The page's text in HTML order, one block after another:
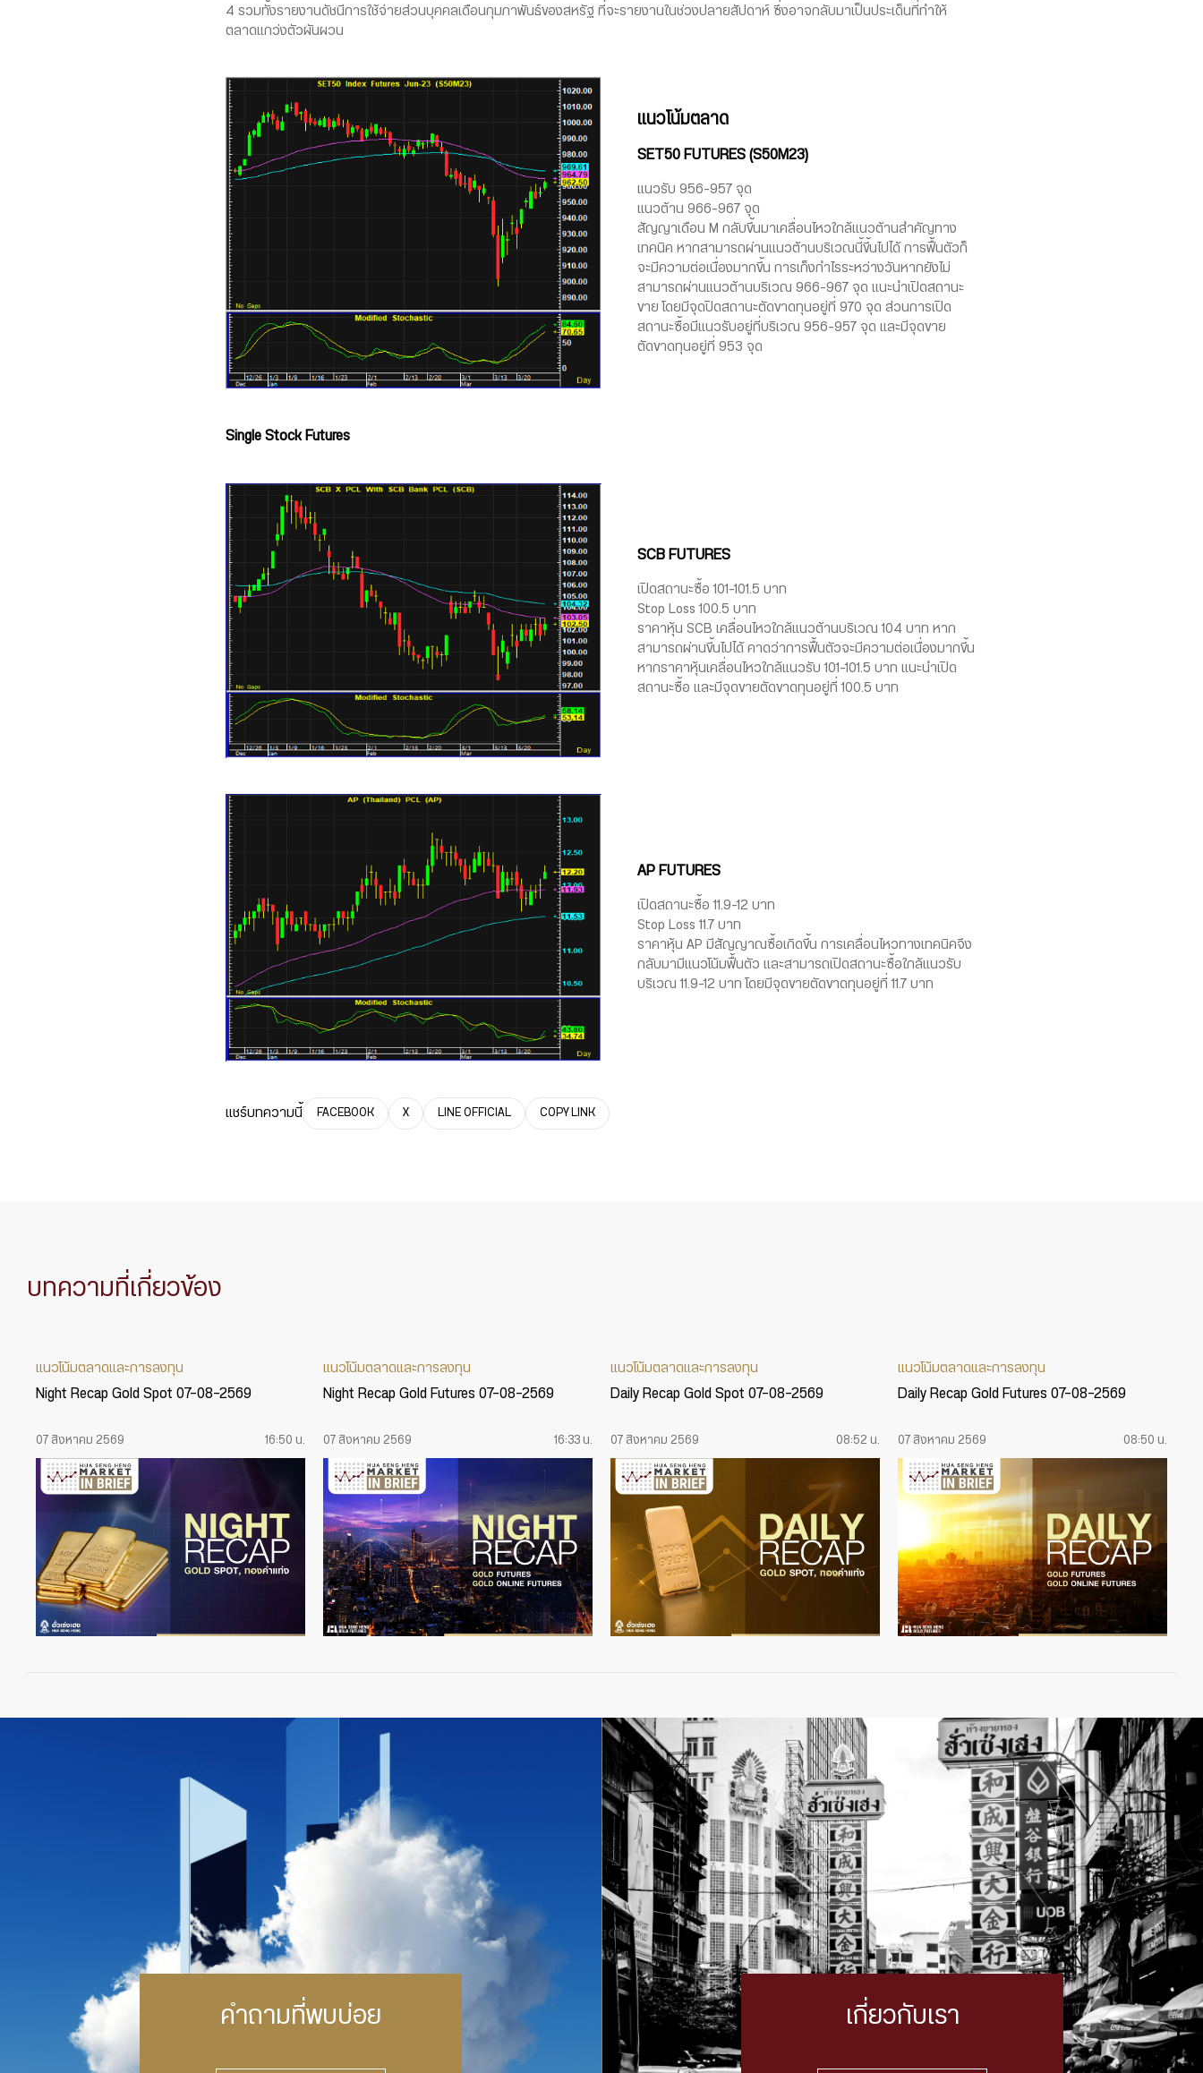
4 รวมทั้งรายงานดัชนีการใช้จ่ายส่วนบุคคลเดือนกุมภาพันธ์ของสหรัฐ ที่จะรายงานในช่วงปลายสัปดาห์ ซึ่งอาจกลับมาเป็นประเด็นที่ทำให้
ตลาดแกว่งตัวผันผวน
แนวโน้มตลาด
SET50 FUTURES (S50M23)
แนวรับ 956-957 จุด
แนวต้าน 966-967 จุด
สัญญาเดือน M กลับขึ้นมาเคลื่อนไหวใกล้แนวต้านสำคัญทาง
เทคนิค หากสามารถผ่านแนวต้านบริเวณนี้ขึ้นไปได้ การฟื้นตัวก็
จะมีความต่อเนื่องมากขึ้น การเก็งกำไรระหว่างวันหากยังไม่
สามารถผ่านแนวต้านบริเวณ 966-967 จุด แนะนำเปิดสถานะ
ขาย โดยมีจุดปิดสถานะตัดขาดทุนอยู่ที่ 970 จุด ส่วนการเปิด
สถานะซื้อมีแนวรับอยู่ที่บริเวณ 956-957 จุด และมีจุดขาย
ตัดขาดทุนอยู่ที่ 953 จุด
Single Stock Futures
SCB FUTURES
เปิดสถานะซื้อ 101-101.5 บาท
Stop Loss 100.5 บาท
ราคาหุ้น SCB เคลื่อนไหวใกล้แนวต้านบริเวณ 104 บาท หาก
สามารถผ่านขึ้นไปได้ คาดว่าการฟื้นตัวจะมีความต่อเนื่องมากขึ้น
หากราคาหุ้นเคลื่อนไหวใกล้แนวรับ 101-101.5 บาท แนะนำเปิด
สถานะซื้อ และมีจุดขายตัดขาดทุนอยู่ที่ 100.5 บาท
AP FUTURES
เปิดสถานะซื้อ 11.9-12 บาท
Stop Loss 11.7 บาท
ราคาหุ้น AP มีสัญญาณซื้อเกิดขึ้น การเคลื่อนไหวทางเทคนิคจึง
กลับมามีแนวโน้มฟื้นตัว และสามารถเปิดสถานะซื้อใกล้แนวรับ
บริเวณ 11.9-12 บาท โดยมีจุดขายตัดขาดทุนอยู่ที่ 11.7 บาท
แชร์บทความนี้ FACEBOOK X LINE OFFICIAL COPY LINK
บทความที่เกี่ยวข้อง
แนวโน้มตลาดและการลงทุน
Night Recap Gold Spot 07-08-2569
07 สิงหาคม 2569 16:50 น.
แนวโน้มตลาดและการลงทุน
Night Recap Gold Futures 07-08-2569
07 สิงหาคม 2569 16:33 น.
แนวโน้มตลาดและการลงทุน
Daily Recap Gold Spot 07-08-2569
07 สิงหาคม 2569 08:52 น.
แนวโน้มตลาดและการลงทุน
Daily Recap Gold Futures 07-08-2569
07 สิงหาคม 2569 08:50 น.
คำถามที่พบบ่อย เกี่ยวกับเรา